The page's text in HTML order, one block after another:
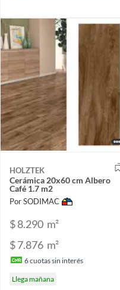
HOLZTEK
Cerámica 20x60 cm Albero
Café 1.7 m2
Por SODIMAC
$ 8.290 m²
$ 7.876 m²
6cuotas sin interés
Llega mañana